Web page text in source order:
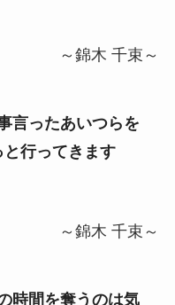
～錦木 千束～
言ったあいつらを
行ってきます
～錦木 千束～
時間を奪うのは気